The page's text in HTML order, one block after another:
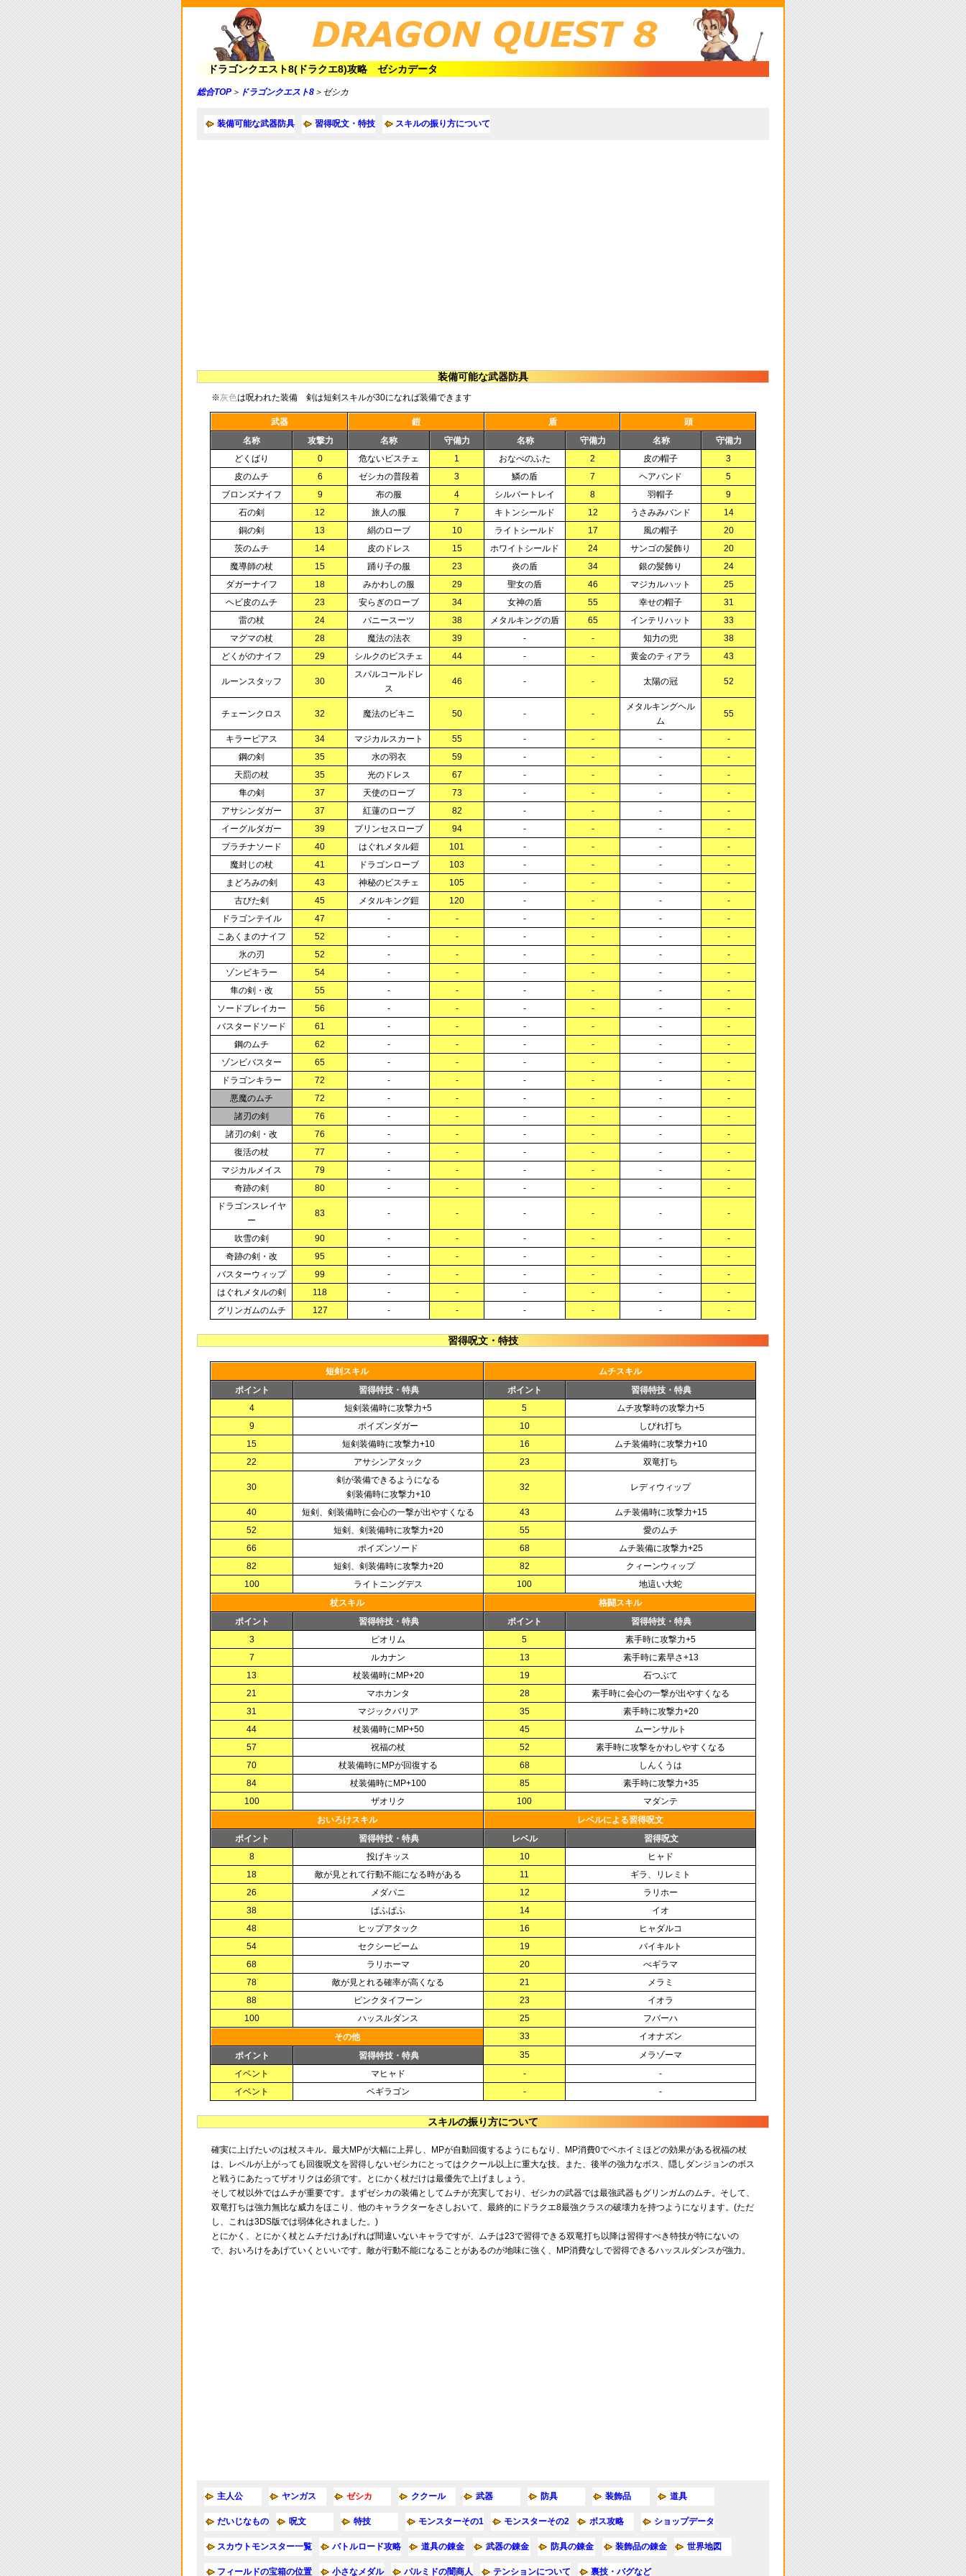
ドラゴンクエスト8(ドラクエ8)攻略 ゼシカデータ
総合TOP ＞ ドラゴンクエスト8 ＞ゼシカ
装備可能な武器防具 習得呪文・特技 スキルの振り方について
装備可能な武器防具
※灰色は呪われた装備 剣は短剣スキルが30になれば装備できます
武器 鎧 盾
頭
名称
攻撃力 名称 守備力 名称 守備力 名称
守備力
どくばり
0 危ないビスチェ 1 おなべのふた 2 皮の帽子
3
皮のムチ
6 ゼシカの普段着 3 鱗の盾 7 ヘアバンド
5
ブロンズナイフ
9 布の服 4 シルバートレイ 8 羽帽子
9
石の剣
12 旅人の服 7 キトンシールド 12 うさみみバンド
14
銅の剣
13 絹のローブ 10 ライトシールド 17 風の帽子
20
茨のムチ
14 皮のドレス 15 ホワイトシールド 24 サンゴの髪飾り
20
魔導師の杖
15 踊り子の服 23 炎の盾 34 銀の髪飾り
24
ダガーナイフ
18 みかわしの服 29 聖女の盾 46 マジカルハット
25
ヘビ皮のムチ
23 安らぎのローブ 34 女神の盾 55 幸せの帽子
31
雷の杖
24 バニースーツ 38 メタルキングの盾 65 インテリハット
33
マグマの杖
28 魔法の法衣 39 - - 知力の兜
38
どくがのナイフ
29 シルクのビスチェ 44 - - 黄金のティアラ 43
ルーンスタッフ 30
スパルコールドレ
ス
46 - - 太陽の冠 52
チェーンクロス 32 魔法のビキニ 50 - -
メタルキングヘル
ム
55
キラーピアス 34 マジカルスカート 55 - - -
-
鋼の剣
35 水の羽衣 59 - - -
-
天罰の杖
35 光のドレス 67 - - -
-
隼の剣
37 天使のローブ 73 - - -
-
アサシンダガー
37 紅蓮のローブ 82 - - -
-
イーグルダガー
39 プリンセスローブ 94 - - -
-
プラチナソード
40 はぐれメタル鎧 101 - - -
-
魔封じの杖
41 ドラゴンローブ 103 - - -
-
まどろみの剣
43 神秘のビスチェ 105 - - -
-
古びた剣
45 メタルキング鎧 120 - - -
-
ドラゴンテイル
47 - - - - -
-
こあくまのナイフ
52 - - - - -
-
氷の刃
52 - - - - -
-
ゾンビキラー
54 - - - - -
-
隼の剣・改
55 - - - - -
-
ソードブレイカー
56 - - - - -
-
バスタードソード
61 - - - - -
-
鋼のムチ
62 - - - - -
-
ゾンビバスター
65 - - - - -
-
ドラゴンキラー
72 - - - - -
-
悪魔のムチ
72 - - - - -
-
諸刃の剣
76 - - - - -
-
諸刃の剣・改
76 - - - - -
-
復活の杖
77 - - - - -
-
マジカルメイス
79 - - - - -
-
奇跡の剣
80 - - - - -
-
ドラゴンスレイヤ
ー
83 - - - - - -
吹雪の剣 90 - - - - -
-
奇跡の剣・改
95 - - - - -
-
バスターウィップ
99 - - - - -
-
はぐれメタルの剣
118 - - - - -
-
グリンガムのムチ
127 - - - - - -
習得呪文・特技
短剣スキル
ムチスキル
ポイント
習得特技・特典 ポイント
習得特技・特典
4
短剣装備時に攻撃力+5 5
ムチ攻撃時の攻撃力+5
9
ポイズンダガー 10
しびれ打ち
15
短剣装備時に攻撃力+10 16
ムチ装備時に攻撃力+10
22
アサシンアタック 23 双竜打ち
30
剣が装備できるようになる
剣装備時に攻撃力+10
32 レディウィップ
40 短剣、剣装備時に会心の一撃が出やすくなる 43
ムチ装備時に攻撃力+15
52
短剣、剣装備時に攻撃力+20 55
愛のムチ
66
ポイズンソード 68
ムチ装備に攻撃力+25
82
短剣、剣装備時に攻撃力+20 82
クィーンウィップ
100
ライトニングデス 100
地這い大蛇
杖スキル
格闘スキル
ポイント
習得特技・特典 ポイント
習得特技・特典
3
ピオリム 5
素手時に攻撃力+5
7
ルカナン 13
素手時に素早さ+13
13
杖装備時にMP+20 19
石つぶて
21
マホカンタ 28
素手時に会心の一撃が出やすくなる
31
マジックバリア 35
素手時に攻撃力+20
44
杖装備時にMP+50 45
ムーンサルト
57
祝福の杖 52
素手時に攻撃をかわしやすくなる
70
杖装備時にMPが回復する 68
しんくうは
84
杖装備時にMP+100 85
素手時に攻撃力+35
100
ザオリク 100
マダンテ
おいろけスキル
レベルによる習得呪文
ポイント
習得特技・特典 レベル
習得呪文
8
投げキッス 10
ヒャド
18
敵が見とれて行動不能になる時がある 11
ギラ、リレミト
26
メダパニ 12
ラリホー
38
ぱふぱふ 14
イオ
48
ヒップアタック 16
ヒャダルコ
54
セクシービーム 19
バイキルト
68
ラリホーマ 20
べギラマ
78
敵が見とれる確率が高くなる 21
メラミ
88
ピンクタイフーン 23
イオラ
100
ハッスルダンス 25
フバーハ
その他
33
イオナズン
ポイント
習得特技・特典 35
メラゾーマ
イベント
マヒャド -
-
イベント
ベギラゴン - -
スキルの振り方について
確実に上げたいのは杖スキル。最大MPが大幅に上昇し、MPが自動回復するようにもなり、MP消費0でベホイミほどの効果がある祝福の杖
は、レベルが上がっても回復呪文を習得しないゼシカにとってはククール以上に重大な技。また、後半の強力なボス、隠しダンジョンのボス
と戦うにあたってザオリクは必須です。とにかく杖だけは最優先で上げましょう。
そして杖以外ではムチが重要です。まずゼシカの装備としてムチが充実しており、ゼシカの武器では最強武器もグリンガムのムチ。そして、
双竜打ちは強力無比な威力をほこり、他のキャラクターをさしおいて、最終的にドラクエ8最強クラスの破壊力を持つようになります。(ただ
し、これは3DS版では弱体化されました。)
とにかく、とにかく杖とムチだけあげれば間違いないキャラですが、ムチは23で習得できる双竜打ち以降は習得すべき特技が特にないの
で、おいろけをあげていくといいです。敵が行動不能になることがあるのが地味に強く、MP消費なしで習得できるハッスルダンスが強力。
主人公 ヤンガス ゼシカ ククール 武器 防具 装飾品 道具
だいじなもの 呪文 特技 モンスターその1 モンスターその2 ボス攻略 ショップデータ
スカウトモンスター一覧 バトルロード攻略 道具の錬金 武器の錬金 防具の錬金 装飾品の錬金 世界地図
フィールドの宝箱の位置 小さなメダル パルミドの闇商人 テンションについて 裏技・バグなど